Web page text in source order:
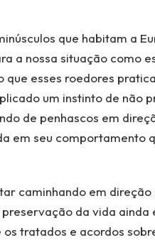
que habitam a
a nossa situação como
esses roedores
um instinto de não
de penhascos em
em seu comportamento
caminhando em
da vida ainda
tratados e acordos